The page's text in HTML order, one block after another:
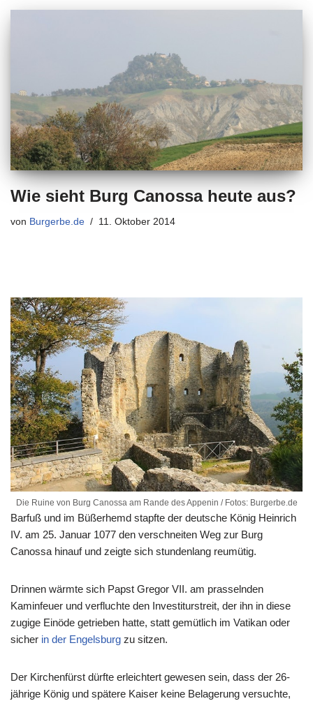
Wie sieht Burg Canossa heute aus?
von Burgerbe.de 11. Oktober 2014
Die Ruine von Burg Canossa am Rande des Appenin / Fotos: Burgerbe.de
Barfuß und im Büßerhemd stapfte der deutsche König Heinrich
IV. am 25. Januar 1077 den verschneiten Weg zur Burg
Canossa hinauf und zeigte sich stundenlang reumütig.
Drinnen wärmte sich Papst Gregor VII. am prasselnden
Kaminfeuer und verfluchte den Investiturstreit, der ihn in diese
zugige Einöde getrieben hatte, statt gemütlich im Vatikan oder
sicher in der Engelsburg zu sitzen.
Der Kirchenfürst dürfte erleichtert gewesen sein, dass der 26-
jährige König und spätere Kaiser keine Belagerung versuchte,